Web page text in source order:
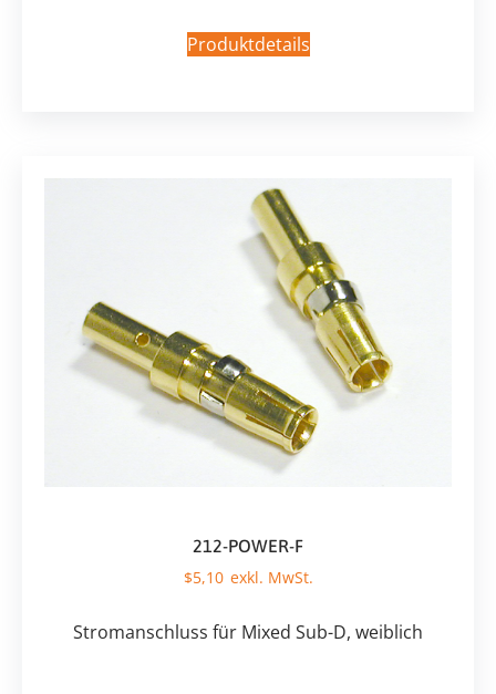
Produktdetails
212-POWER-F
$5,10
Stromanschluss für Mixed Sub-D, weiblich